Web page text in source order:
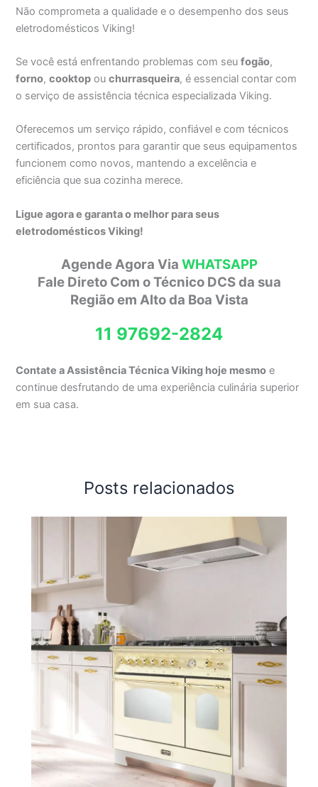
Não comprometa a qualidade e o desempenho dos seus
eletrodomésticos Viking!
Se você está enfrentando problemas com seufogão,
forno,cooktop ouchurrasqueira, é essencial contar com
o serviço de assistência técnica especializada Viking.
Oferecemos um serviço rápido, confiável e com técnicos
certificados, prontos para garantir que seus equipamentos
funcionem como novos, mantendo a excelência e
eficiência que sua cozinha merece.
Ligue agora e garanta o melhor para seus
eletrodomésticos Viking!
Agende Agora Via WHATSAPP
Fale Direto Com o Técnico DCS da sua
Região em Alto da Boa Vista
11 97692-2824
Contate a Assistência Técnica Viking hoje mesmo e
continue desfrutando de uma experiência culinária superior
em sua casa.
Posts relacionados